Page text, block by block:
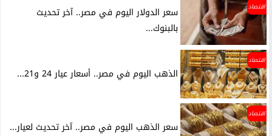
اقتصاد
سعر الدولار اليوم في مصر.. آخر تحديث
بالبنوك...
اقتصاد
الذهب اليوم في مصر.. أسعار عيار 24 و21...
اقتصاد
سعر الذهب اليوم في مصر.. آخر تحديث لعيار...